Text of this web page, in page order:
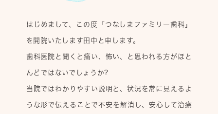
はじめまして、この度「つなしまファミリー歯科」
を開院いたします田中と申します。
歯科医院と聞くと痛い、怖い、と思われる方がほと
んどではないでしょうか?
当院ではわかりやすい説明と、状況を常に見えるよ
うな形で伝えることで不安を解消し、安心して治療